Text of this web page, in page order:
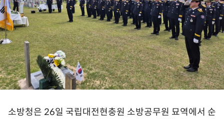
소방청은 26일 국립대전현충원 소방공무원 묘역에서 순